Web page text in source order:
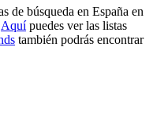
de búsqueda en España en
Aquípuedes ver las listas
también podrás encontrar